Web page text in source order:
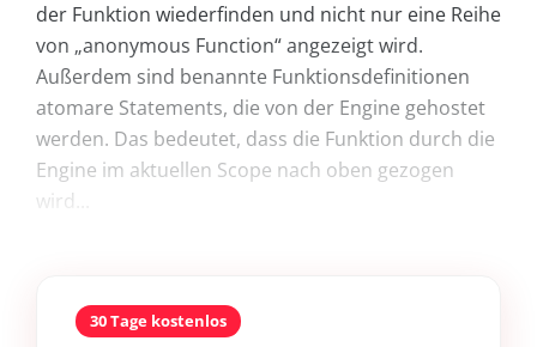
der Funktion wiederfinden und nicht nur eine Reihe
von „anonymous Function“ angezeigt wird.
Außerdem sind benannte Funktionsdefinitionen
atomare Statements, die von der Engine gehostet
werden. Das bedeutet, dass die Funktion durch die
Engine im aktuellen Scope nach oben gezogen
wird...
30 Tage kostenlos